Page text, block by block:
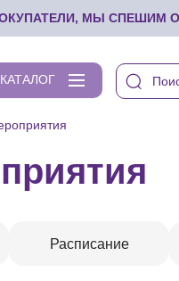
МЫ СПЕШИМ
КАТАЛОГ
Расписание